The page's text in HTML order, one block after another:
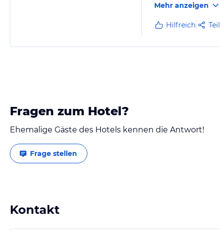
Mehr anzeigen
Hilfreich
Fragen zum Hotel?
Ehemalige Gäste des Hotels kennen die Antwort!
Frage stellen
Kontakt